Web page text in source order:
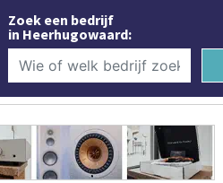
Zoek een bedrijf
in Heerhugowaard: